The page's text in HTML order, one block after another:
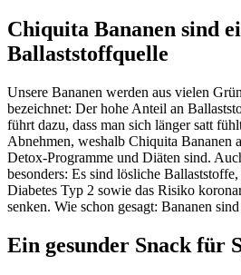
Chiquita Bananen sind
Ballaststoffquelle
Unsere Bananen werden aus vielen
bezeichnet: Der hohe Anteil an
führt dazu, dass man sich länger satt
Abnehmen, weshalb Chiquita Bananen
Detox-Programme und Diäten sind.
besonders: Es sind lösliche
Diabetes Typ 2 sowie das Risiko
senken. Wie schon gesagt: Bananen
Ein gesunder Snack für